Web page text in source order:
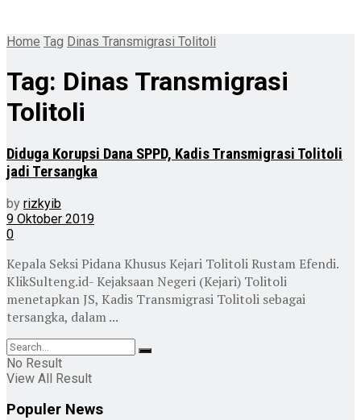
Home Tag Dinas Transmigrasi Tolitoli
Tag: Dinas Transmigrasi
Tolitoli
Diduga Korupsi Dana SPPD, Kadis Transmigrasi Tolitoli
jadi Tersangka
by rizkyib
9 Oktober 2019
0
Kepala Seksi Pidana Khusus Kejari Tolitoli Rustam Efendi.
KlikSulteng.id- Kejaksaan Negeri (Kejari) Tolitoli
menetapkan JS, Kadis Transmigrasi Tolitoli sebagai
tersangka, dalam ...
No Result
View All Result
Populer News